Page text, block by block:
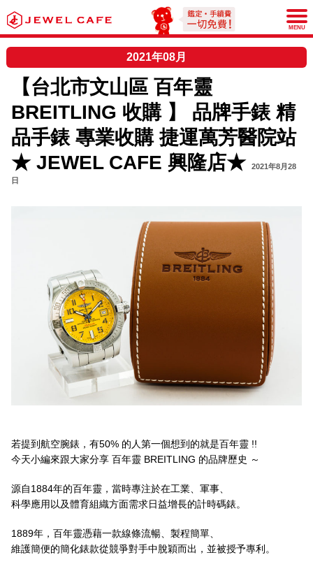
JEWEL CAFE
MENU
2021年08月
【台北市文山區 百年靈
BREITLING 收購 】 品牌手錶 精
品手錶 專業收購 捷運萬芳醫院站
★ JEWEL CAFE 興隆店★
2021年8月28
日
若提到航空腕錶，有50% 的人第一個想到的就是百年靈 !!
今天小編來跟大家分享 百年靈 BREITLING 的品牌歷史 ～
源自1884年的百年靈，當時專注於在工業、軍事、
科學應用以及體育組織方面需求日益增長的計時碼錶。
1889年，百年靈憑藉一款線條流暢、製程簡單、
維護簡便的簡化錶款從競爭對手中脫穎而出，並被授予專利。